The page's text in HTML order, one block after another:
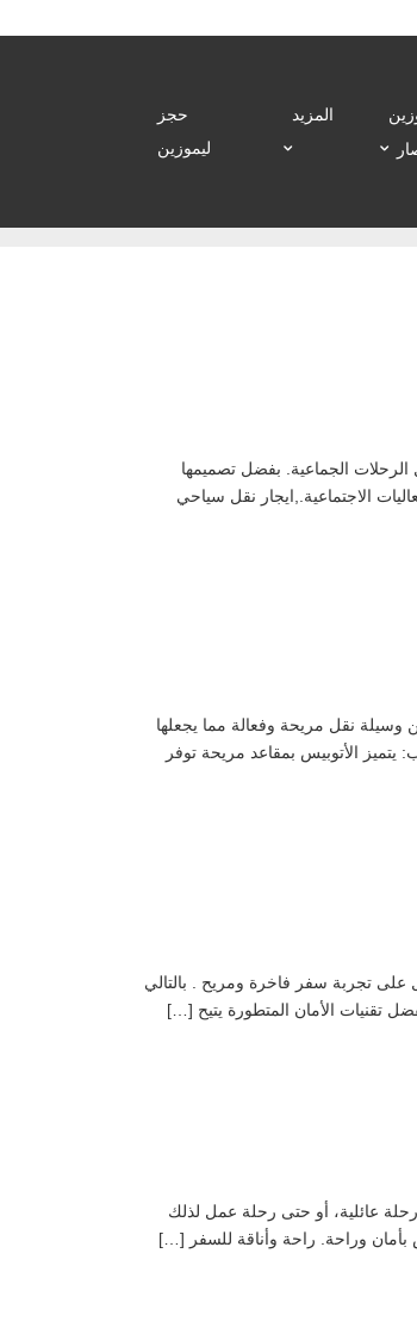
المزيد
حجز
ليموزين
لمن يبحثون عن الراحة والأمان خلال الرحلات الجماعية. بفضل تصميمها
الاجتماعية.,ايجار نقل سياحي
مثاليًا للمجموعات الكبيرة التي تبحث عن وسيلة نقل مريحة وفعالة مما يجعلها
والنقل الجماعي للمؤتمرات والأحداث. مميزات أتوبيس مرسيدس 50 راكب راحة الركاب: يتميز الأتوبيس بمقاعد مريحة توفر
هو الخيار الأمثل لمن يرغبون في الحصول على تجربة سفر فاخرة ومريح . بالتالي
تقنيات الأمان المتطورة يتيح […]
سياحية، أو رحلة عائلية، أو حتى رحلة عمل لذلك